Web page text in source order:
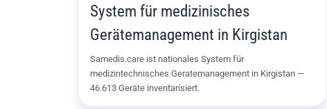
System für medizinisches
Gerätemanagement in Kirgistan
Samedis.care ist nationales System für
medizintechnisches Geratemanagement in Kirgistan —
46.613 Geräte inventarisiert.